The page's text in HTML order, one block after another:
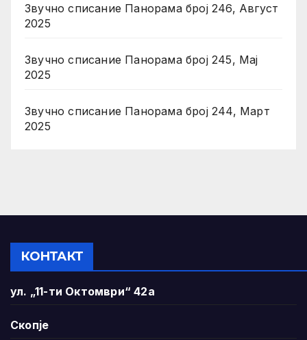
Звучно списание Панорама број 246, Август
2025
Звучно списание Панорама број 245, Мај
2025
Звучно списание Панорама број 244, Март
2025
КОНТАКТ
ул. „11-ти Октомври“ 42а
Скопје